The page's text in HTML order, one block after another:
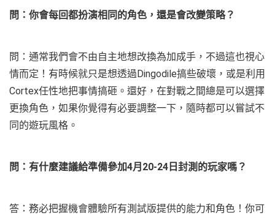
問：你會每回都扮演相同的角色，還是會改變策略？
問：通常我們會不由自主地想改換為加成手，不過這也視心
情而定！有時候就只是想透過Dingodile搞些破壞，或是利用
Cortex任性地把事情搞砸。還好，在對戰之間總是可以選擇
更換角色，如果你覺得有必要調整一下，隨時都可以嘗試不
同的遊玩風格。
問：有什麼建議給準備參加4月 20-24 日封測的玩家嗎？
答：務必把握機會體驗所有測試版提供的能力和角色！你可